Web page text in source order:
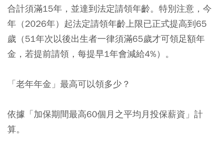
合計須滿15年，並達到法定請領年齡。特別注意，今
年（2026年）起法定請領年齡上限已正式提高到65
歲（51年次以後出生者一律須滿65歲才可領足額年
金，若提前請領，每提早1年會減給4%）。
「老年年金」最高可以領多少？
依據「加保期間最高60個月之平均月投保薪資」計
算。